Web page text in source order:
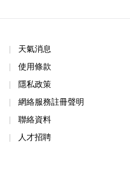
天氣消息
使用條款
隱私政策
網絡服務註冊聲明
聯絡資料
人才招聘